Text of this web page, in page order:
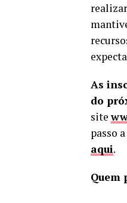
As
do
site
passo
aqui.
Quem